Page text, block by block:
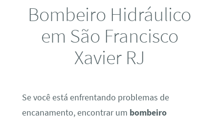
Bombeiro Hidráulico
em São Francisco
Xavier RJ
Se você está enfrentando problemas de
encanamento, encontrar um bombeiro